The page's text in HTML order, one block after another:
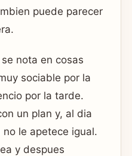
puede parecer
nota en cosas
sociable por la
por la tarde.
un plan y, al dia
le apetece igual.
y despues